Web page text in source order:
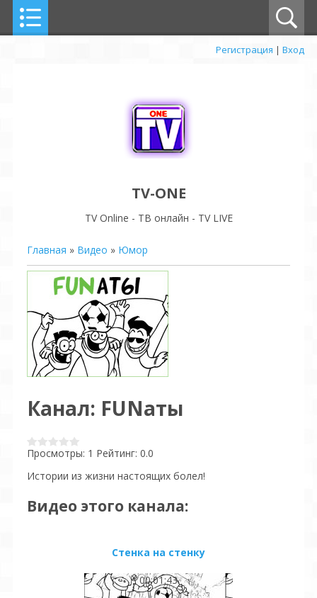
Регистрация | Вход
TV-ONE
TV Online - ТВ онлайн - TV LIVE
Главная » Видео » Юмор
Канал: FUNаты
Просмотры: 1 Рейтинг: 0.0
Истории из жизни настоящих болел!
Видео этого канала:
Стенка на стенку
00:01:43